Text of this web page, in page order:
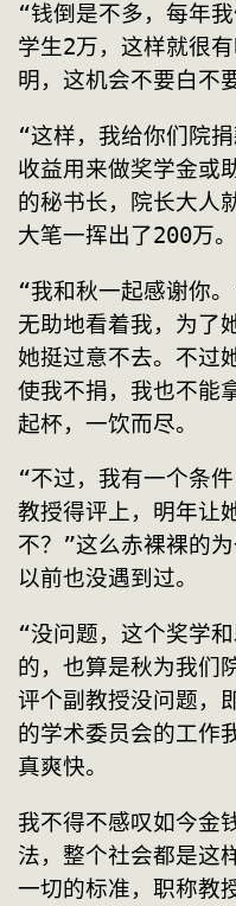
“钱倒是不多，每年
学生2万，这样就很
明，这机会不要白不
“这样，我给你们院
收益用来做奖学金或
的秘书长，院长大人
大笔一挥出了200万。
“我和秋一起感谢你
无助地看着我，为了
她挺过意不去。不过
使我不捐，我也不能
起杯，一饮而尽。
“不过，我有一个条
教授得评上，明年让
不？”这么赤裸裸的
以前也没遇到过。
“没问题，这个奖学
的，也算是秋为我们
评个副教授没问题，
的学术委员会的工作
真爽快。
我不得不感叹如今金
法，整个社会都是这
一切的标准，职称教